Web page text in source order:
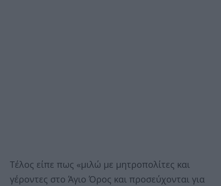
Τέλος είπε πως «μιλώ με μητροπολίτες και
γέροντες στο Άγιο Όρος και προσεύχονται για